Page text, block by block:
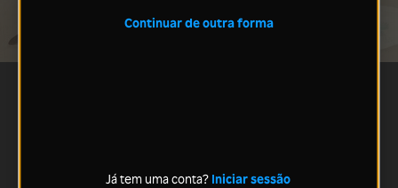
Continuar de outra forma
Já tem uma conta? Iniciar sessão